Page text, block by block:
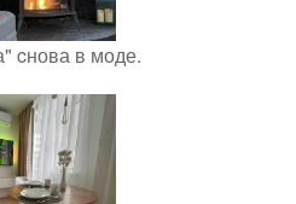
cнова в моде.